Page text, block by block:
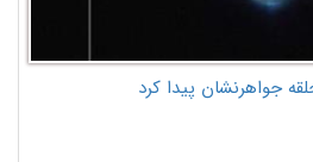
جواهرنشان پیدا کرد